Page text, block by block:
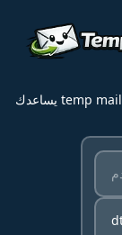
يساعدك temp mail على حماية خصوصيتك والحفاظ على صندوق بريدك